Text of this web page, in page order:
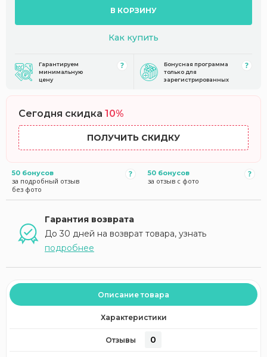
В КОРЗИНУ
Как купить
Гарантируем
минимальную
цену
Бонусная программа
только для
зарегистрированных
Сегодня скидка 10%
ПОЛУЧИТЬ СКИДКУ
50 бонусов
за подробный отзыв
без фото
50 бонусов
за отзыв с фото
Гарантия возврата
До 30 дней на возврат товара, узнать
подробнее
Описание товара
Характеристики
Отзывы 0